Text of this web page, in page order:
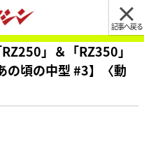
記事へ戻る
」＆「RZ350」
の頃の中型 #3】〈動